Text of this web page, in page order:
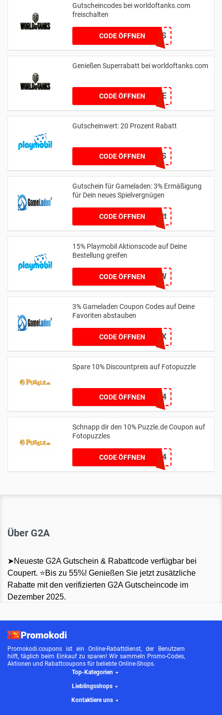
Gutscheincodes bei worldoftanks.com
freischalten
CODE ÖFFNEN
ITMAKESNOSCENTS
Genießen Superrabatt bei worldoftanks.com
CODE ÖFFNEN
MANKERCODE
Gutscheinwert: 20 Prozent Rabatt
CODE ÖFFNENNIKOLAUS
Gutschein für Gameladen: 3% Ermäßigung
für Dein neues Spielvergnügen
CODE ÖFFNENGL3Rabatt
15% Playmobil Aktionscode auf Deine
Bestellung greifen
CODE ÖFFNENDEA1NEW
3% Gameladen Coupon Codes auf Deine
Favoriten abstauben
CODE ÖFFNEN GPX
Spare 10% Discountpreis auf Fotopuzzle
CODE ÖFFNEN
MEINPUZZLE24
Schnapp dir den 10% Puzzle.de Coupon auf
Fotopuzzles
CODE ÖFFNEN
MEINPUZZLE2024
Über G2A
➤Neueste G2A Gutschein & Rabattcode verfügbar bei
Coupert. ⭐Bis zu 55%! Genießen Sie jetzt zusätzliche
Rabatte mit den verifizierten G2A Gutscheincode im
Dezember 2025.
Promokodi.coupons ist ein Online-Rabattdienst, der Benutzern
hilft, täglich beim Einkauf zu sparen! Wir sammeln Promo-Codes,
Aktionen und Rabattcoupons für beliebte Online-Shops.
Top-Kategorien
Lieblingsshops
Kontaktiere uns